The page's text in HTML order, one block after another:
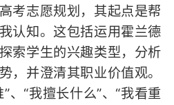
考志愿规划，其起点是帮
认知。这包括运用霍兰德
索学生的兴趣类型，分析
，并澄清其职业价值观。
、“我擅长什么”、“我看重